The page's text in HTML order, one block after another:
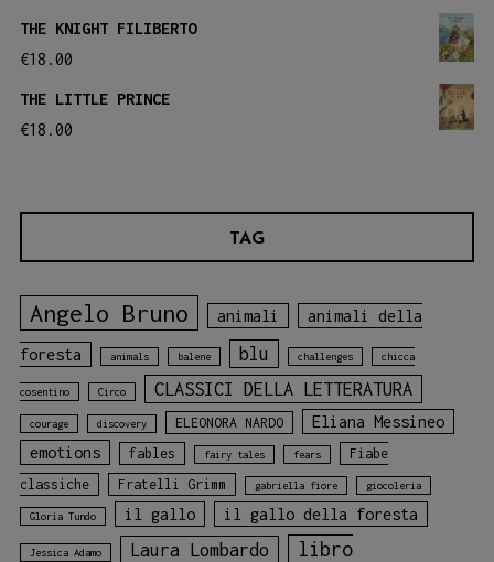
THE KNIGHT FILIBERTO
€18.00
THE LITTLE PRINCE
€18.00
TAG
Angelo Bruno animali animali della
foresta animals balene blu challenges chicca
cosentino Circo CLASSICI DELLA LETTERATURA
courage discovery ELEONORA NARDO
Eliana Messineo
emotions
fables fairy tales fears
Fiabe
classiche
Fratelli Grimm gabriella fiore giocoleria
Gloria Tundo il gallo il gallo della foresta
Jessica Adamo Laura Lombardo
libro